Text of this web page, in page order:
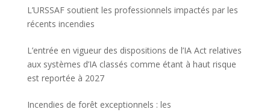
L’URSSAF soutient les professionnels impactés par les
récents incendies
L’entrée en vigueur des dispositions de l’IA Act relatives
aux systèmes d’IA classés comme étant à haut risque
est reportée à 2027
Incendies de forêt exceptionnels : les